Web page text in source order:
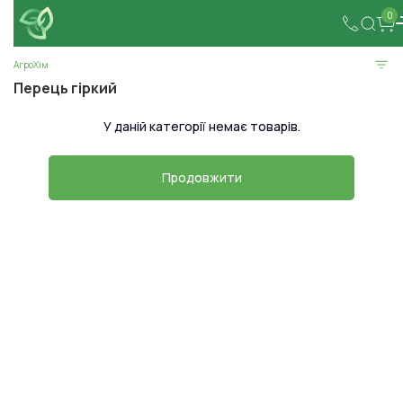
0
АгроХім
Перець гіркий
У даній категорії немає товарів.
Продовжити